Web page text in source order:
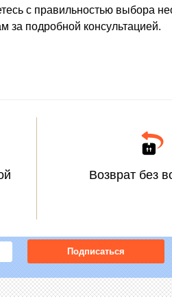
с правильностью выбора
подробной консультацией.
Возврат без
Подписаться